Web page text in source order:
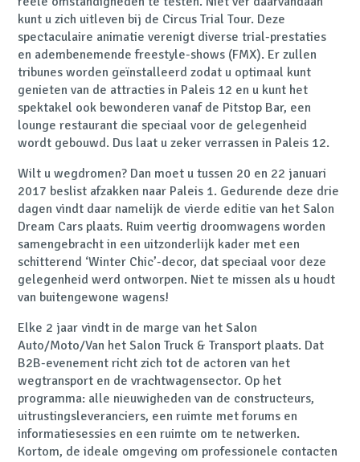
kunt u zich uitleven bij de Circus Trial Tour. Deze
spectaculaire animatie verenigt diverse trial-prestaties
en adembenemende freestyle-shows (FMX). Er zullen
tribunes worden geïnstalleerd zodat u optimaal kunt
genieten van de attracties in Paleis 12 en u kunt het
spektakel ook bewonderen vanaf de Pitstop Bar, een
lounge restaurant die speciaal voor de gelegenheid
wordt gebouwd. Dus laat u zeker verrassen in Paleis 12.
Wilt u wegdromen? Dan moet u tussen 20 en 22 januari
2017 beslist afzakken naar Paleis 1. Gedurende deze drie
dagen vindt daar namelijk de vierde editie van het Salon
Dream Cars plaats. Ruim veertig droomwagens worden
samengebracht in een uitzonderlijk kader met een
schitterend ‘Winter Chic’-decor, dat speciaal voor deze
gelegenheid werd ontworpen. Niet te missen als u houdt
van buitengewone wagens!
Elke 2 jaar vindt in de marge van het Salon
Auto/Moto/Van het Salon Truck & Transport plaats. Dat
B2B-evenement richt zich tot de actoren van het
wegtransport en de vrachtwagensector. Op het
programma: alle nieuwigheden van de constructeurs,
uitrustingsleveranciers, een ruimte met forums en
informatiesessies en een ruimte om te netwerken.
Kortom, de ideale omgeving om professionele contacten